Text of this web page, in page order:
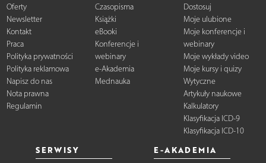
Oferty
Newsletter
Kontakt
Praca
Polityka prywatności
Polityka reklamowa
Napisz do nas
Nota prawna
Regulamin
Czasopisma
Książki
eBooki
Konferencje i
webinary
e-Akademia
Mednauka
Dostosuj
Moje ulubione
Moje konferencje i
webinary
Moje wykłady video
Moje kursy i quizy
Wytyczne
Artykuły naukowe
Kalkulatory
Klasyfikacja ICD-9
Klasyfikacja ICD-10
SERWISY E-AKADEMIA